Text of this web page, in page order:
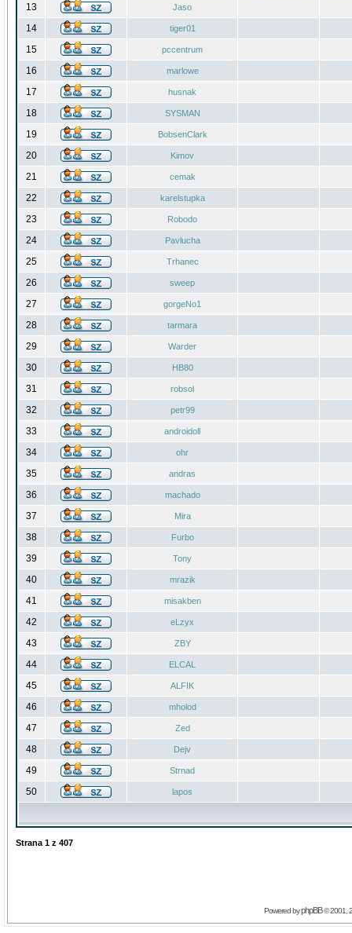
13 Jaso
14 tiger01
15 pccentrum
16 marlowe
17 husnak
18 SYSMAN
19 BobsenClark
20 Kimov
21 cemak
22 karelstupka
23 Robodo
24 Pavlucha
25 Trhanec
26 sweep
27 gorgeNo1
28 tarmara
29 Warder
30 HB80
31 robsol
32 petr99
33 androidoll
34 ohr
35 andras
36 machado
37 Mira
38 Furbo
39 Tony
40 mrazik
41 misakben
42 eLzyx
43 ZBY
44 ELCAL
45 ALFIK
46 mholod
47 Zed
48 Dejv
49 Strnad
50 lapos
Strana 1 z 407
Powered byphpBB© 2001,